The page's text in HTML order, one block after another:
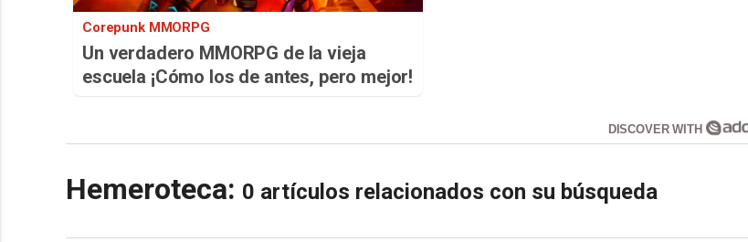
Corepunk MMORPG
Un verdadero MMORPG de la vieja
escuela ¡Cómo los de antes, pero mejor!
DISCOVER WITH
Hemeroteca: 0 artículos relacionados con su búsqueda